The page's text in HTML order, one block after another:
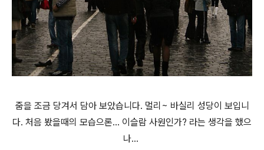
줌을 조금 당겨서 담아 보았습니다. 멀리~ 바실리 성당이 보입니
다. 처음 봤을때의 모습으론... 이슬람 사원인가? 라는 생각을 했으
나...